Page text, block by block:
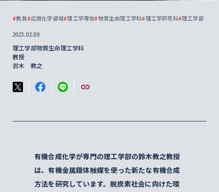
#教員#応用化学領域#理工学専攻#物質生命理工学科#理工学研究科#理工学部
2023.02.09
理工学部物質生命理工学科
教授
鈴木 教之
有機合成化学が専門の理工学部の鈴木教之教授
は、有機金属錯体触媒を使った新たな有機合成
方法を研究しています。脱炭素社会に向けた環